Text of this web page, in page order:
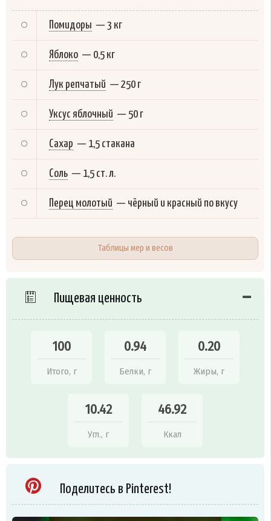
Помидоры — 3 кг
Яблоко — 0,5 кг
Лук репчатый — 250 г
Уксус яблочный — 50 г
Сахар — 1,5 стакана
Соль — 1,5 ст. л.
Перец молотый — чёрный и красный по вкусу
Таблицы мер и весов
Пищевая ценность
100
Итого, г
0.94
Белки, г
0.20
Жиры, г
10.42
Угл., г
46.92
Ккал
Поделитесь в Pinterest!